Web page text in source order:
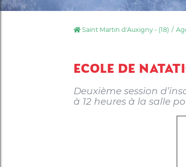
Saint Martin d'Auxigny - (18)
ECOLE DE
Deuxième session
à 12 heures à la salle